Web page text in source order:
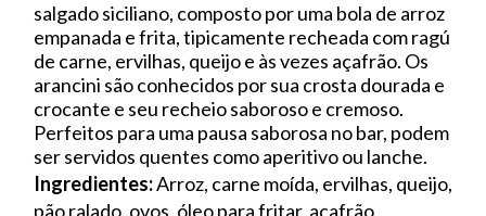
salgado siciliano, composto por uma bola de arroz
empanada e frita, tipicamente recheada com ragú
de carne, ervilhas, queijo e às vezes açafrão. Os
arancini são conhecidos por sua crosta dourada e
crocante e seu recheio saboroso e cremoso.
Perfeitos para uma pausa saborosa no bar, podem
ser servidos quentes como aperitivo ou lanche.
Ingredientes:Arroz, carne moída, ervilhas, queijo,
pão ralado, ovos, óleo para fritar, açafrão